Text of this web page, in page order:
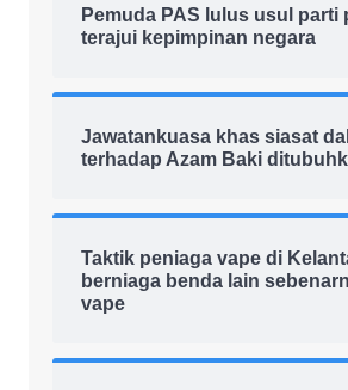
Pemuda PAS lulus usul parti
terajui kepimpinan negara
Jawatankuasa khas siasat
terhadap Azam Baki
Taktik peniaga vape di
berniaga benda lain
vape